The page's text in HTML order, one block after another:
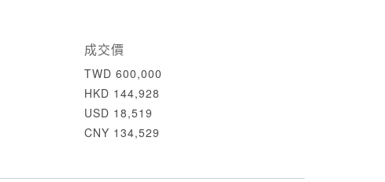
成交價
TWD 600,000
HKD 144,928
USD 18,519
CNY 134,529